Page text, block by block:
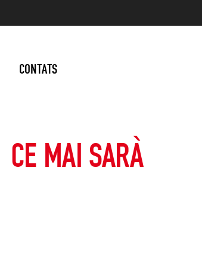
CONTATS
CE MAI SARÀ